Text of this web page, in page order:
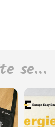
se…